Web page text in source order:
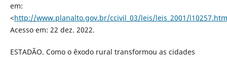
em:
<http://www.planalto.gov.br/ccivil_03/leis/leis_2001/l10257.htm
Acesso em: 22 dez. 2022.
ESTADÃO. Como o êxodo rural transformou as cidades